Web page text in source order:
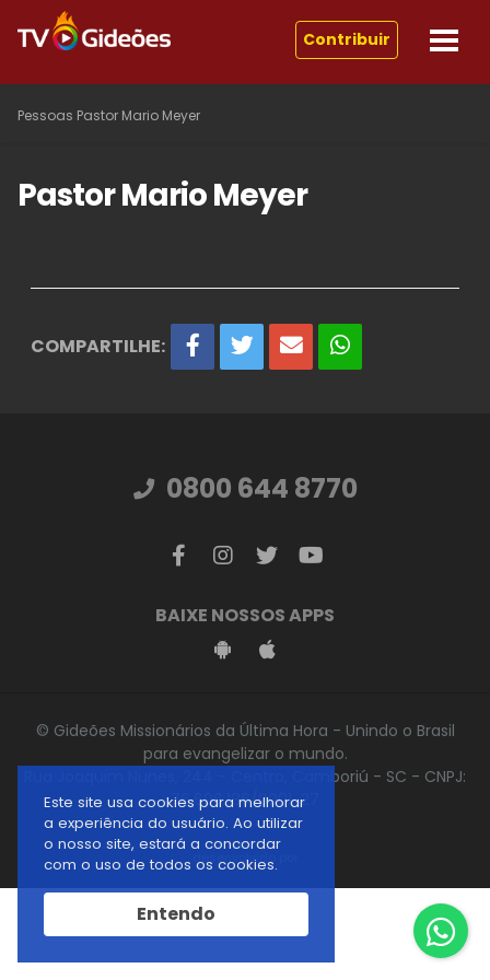
Contribuir
Pessoas Pastor Mario Meyer
Pastor Mario Meyer
COMPARTILHE:
Este site usa cookies para melhorar
a experiência do usuário. Ao utilizar
o nosso site, estará a concordar
com o uso de todos os cookies.
Entendo
0800 644 8770
BAIXE NOSSOS APPS
© Gideões Missionários da Última Hora - Unindo o Brasil
para evangelizar o mundo.
Rua Joaquim Nunes, 244 - Centro, Camboriú - SC - CNPJ:
76.696.186/0001-27
desenvolvido por